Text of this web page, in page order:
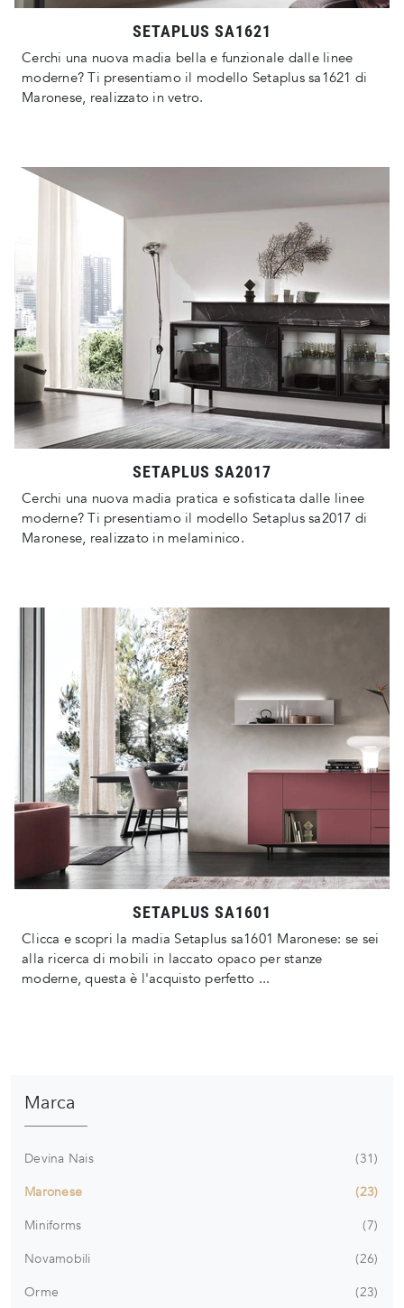
SETAPLUS SA1621
Cerchi una nuova madia bella e funzionale dalle linee
moderne? Ti presentiamo il modello Setaplus sa1621 di
Maronese, realizzato in vetro.
SETAPLUS SA2017
Cerchi una nuova madia pratica e sofisticata dalle linee
moderne? Ti presentiamo il modello Setaplus sa2017 di
Maronese, realizzato in melaminico.
SETAPLUS SA1601
Clicca e scopri la madia Setaplus sa1601 Maronese: se sei
alla ricerca di mobili in laccato opaco per stanze
moderne, questa è l'acquisto perfetto ...
Marca
Devina Nais
31
Maronese
23
Miniforms
7
Novamobili
26
Orme
23